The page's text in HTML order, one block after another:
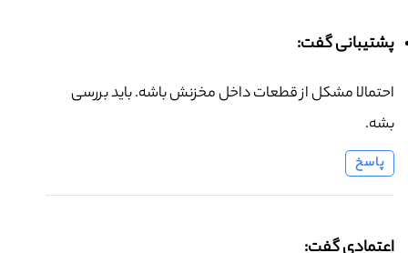
پشتیبانی گفت:
احتمالا مشکل از قطعات داخل مخزنش باشه. باید بررسی
بشه.
پاسخ